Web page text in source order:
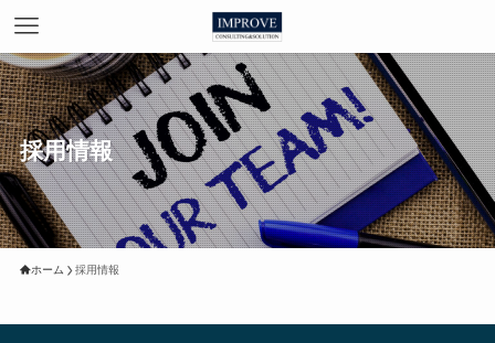
採用情報
ホーム 採用情報